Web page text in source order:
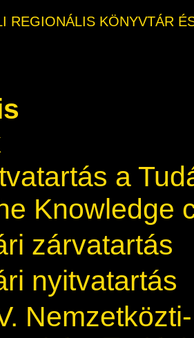
REGIONÁLIS KÖNYVTÁR
a
Knowledge
zárvatartás
nyitvatartás